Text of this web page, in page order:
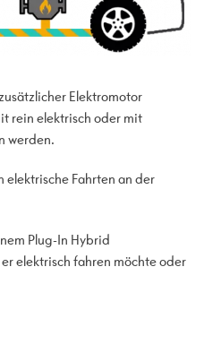
Elektromotor
rein elektrisch oder mit
werden.
elektrische Fahrten an der
Plug-In Hybrid
elektrisch fahren möchte oder